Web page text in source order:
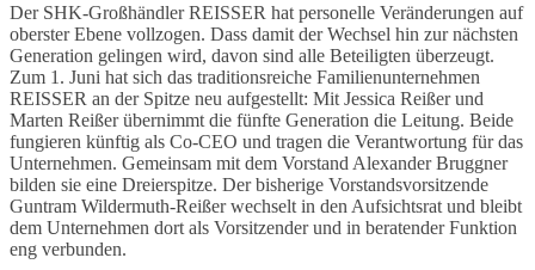
Der SHK-Großhändler REISSER hat personelle Veränderungen auf
oberster Ebene vollzogen. Dass damit der Wechsel hin zur nächsten
Generation gelingen wird, davon sind alle Beteiligten überzeugt.
Zum 1. Juni hat sich das traditionsreiche Familienunternehmen
REISSER an der Spitze neu aufgestellt: Mit Jessica Reißer und
Marten Reißer übernimmt die fünfte Generation die Leitung. Beide
fungieren künftig als Co-CEO und tragen die Verantwortung für das
Unternehmen. Gemeinsam mit dem Vorstand Alexander Bruggner
bilden sie eine Dreierspitze. Der bisherige Vorstandsvorsitzende
Guntram Wildermuth-Reißer wechselt in den Aufsichtsrat und bleibt
dem Unternehmen dort als Vorsitzender und in beratender Funktion
eng verbunden.